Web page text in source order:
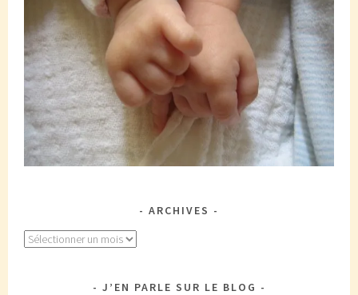
ARCHIVES
Archives
J’EN PARLE SUR LE BLOG